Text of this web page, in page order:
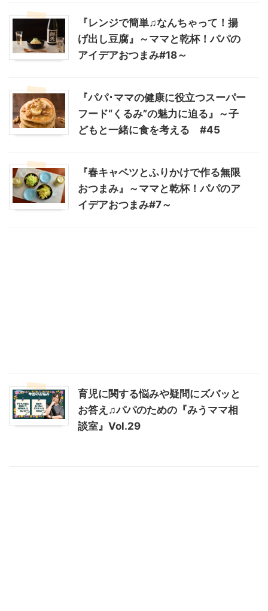
『レンジで簡単♫なんちゃって！揚
げ出し豆腐』～ママと乾杯！パパの
アイデアおつまみ#18～
『パパ･ママの健康に役立つスーパー
フード“くるみ”の魅力に迫る』～子
どもと一緒に食を考える #45
『春キャベツとふりかけで作る無限
おつまみ』～ママと乾杯！パパのア
イデアおつまみ#7～
育児に関する悩みや疑問にズバッと
お答え♫パパのための『みうママ相
談室』Vol.29